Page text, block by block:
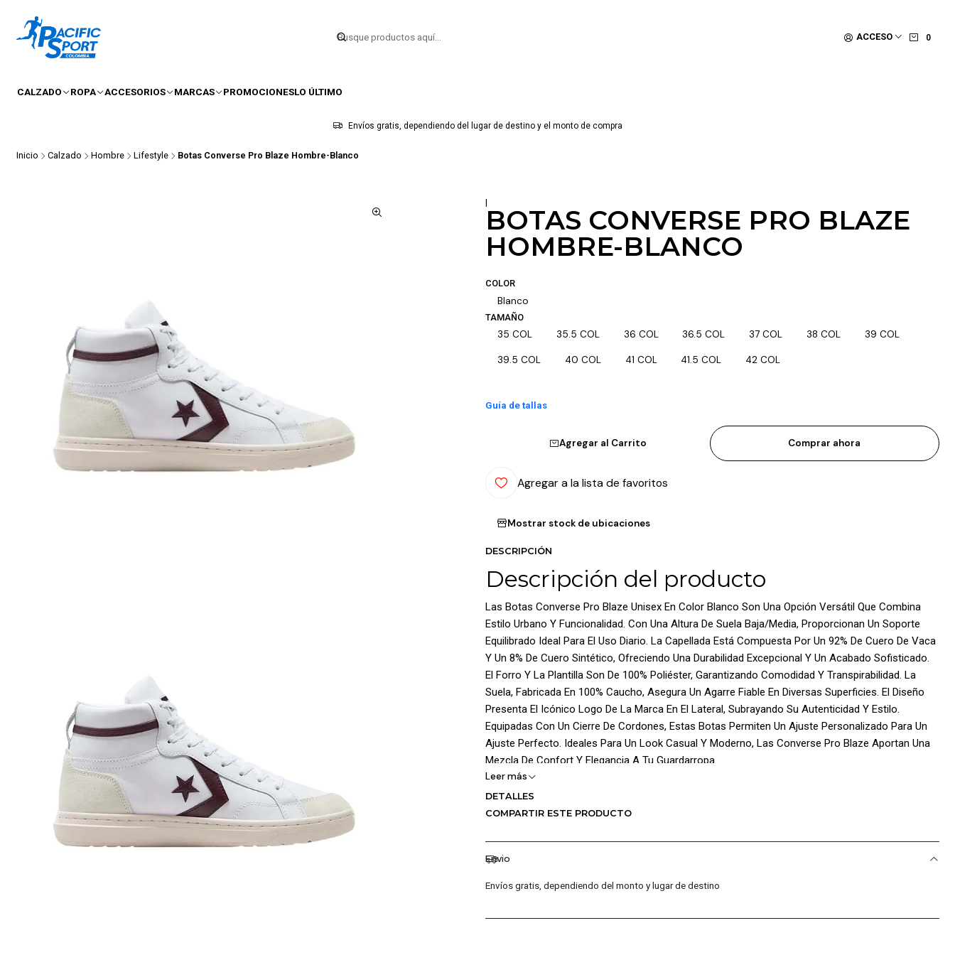
ACCESO 0
CALZADO ROPA ACCESORIOS MARCAS PROMOCIONESLO ÚLTIMO
Envíos gratis, dependiendo del lugar de destino y el monto de compra
Inicio Calzado Hombre Lifestyle Botas Converse Pro Blaze Hombre-Blanco
|
BOTAS CONVERSE PRO BLAZE
HOMBRE-BLANCO
COLOR
Blanco
TAMAÑO
35 COL 35.5 COL 36 COL 36.5 COL 37 COL 38 COL 39 COL
39.5 COL 40 COL 41 COL 41.5 COL 42 COL
Guía de tallas
Agregar al Carrito Comprar ahora
Agregar a la lista de favoritos
Mostrar stock de ubicaciones
DESCRIPCIÓN
Descripción del producto
Las Botas Converse Pro Blaze Unisex En Color Blanco Son Una Opción Versátil Que Combina
Estilo Urbano Y Funcionalidad. Con Una Altura De Suela Baja/Media, Proporcionan Un Soporte
Equilibrado Ideal Para El Uso Diario. La Capellada Está Compuesta Por Un 92% De Cuero De Vaca
Y Un 8% De Cuero Sintético, Ofreciendo Una Durabilidad Excepcional Y Un Acabado Sofisticado.
El Forro Y La Plantilla Son De 100% Poliéster, Garantizando Comodidad Y Transpirabilidad. La
Suela, Fabricada En 100% Caucho, Asegura Un Agarre Fiable En Diversas Superficies. El Diseño
Presenta El Icónico Logo De La Marca En El Lateral, Subrayando Su Autenticidad Y Estilo.
Equipadas Con Un Cierre De Cordones, Estas Botas Permiten Un Ajuste Personalizado Para Un
Ajuste Perfecto. Ideales Para Un Look Casual Y Moderno, Las Converse Pro Blaze Aportan Una
Mezcla De Confort Y Elegancia A Tu Guardarropa.
Productos Originales: En Pacific Sport Colombia, Solo Vendemos Productos Originales,
Garantía De 30 Días: Cada Compra Incluye Una Garantía De 30 Días Por Defectos De
Atención Al Cliente Excepcional: Nuestro Equipo Está Siempre Disponible Para Ayudarte Con
Leer más
DETALLES
COMPARTIR ESTE PRODUCTO
Envio
Envíos gratis, dependiendo del monto y lugar de destino